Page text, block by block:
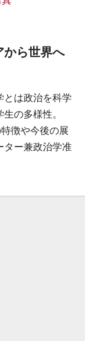
から世界へ
とは政治を科学
の多様性。
徴や今後の展
ター兼政治学准